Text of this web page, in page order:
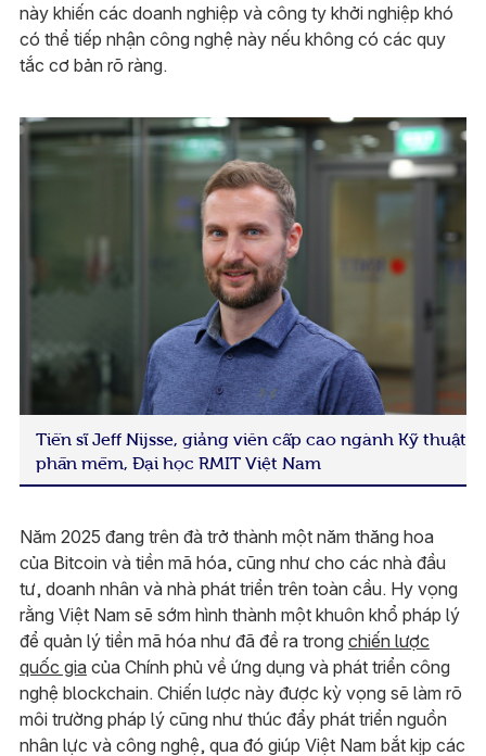
này khiến các doanh nghiệp và công ty khởi nghiệp khó
có thể tiếp nhận công nghệ này nếu không có các quy
tắc cơ bản rõ ràng.
Tiến sĩ Jeff Nijsse, giảng viên cấp cao ngành Kỹ thuật
phần mềm, Đại học RMIT Việt Nam
Năm 2025 đang trên đà trở thành một năm thăng hoa
của Bitcoin và tiền mã hóa, cũng như cho các nhà đầu
tư, doanh nhân và nhà phát triển trên toàn cầu. Hy vọng
rằng Việt Nam sẽ sớm hình thành một khuôn khổ pháp lý
để quản lý tiền mã hóa như đã đề ra trong chiến lược
quốc gia của Chính phủ về ứng dụng và phát triển công
nghệ blockchain. Chiến lược này được kỳ vọng sẽ làm rõ
môi trường pháp lý cũng như thúc đẩy phát triển nguồn
nhân lực và công nghệ, qua đó giúp Việt Nam bắt kịp các